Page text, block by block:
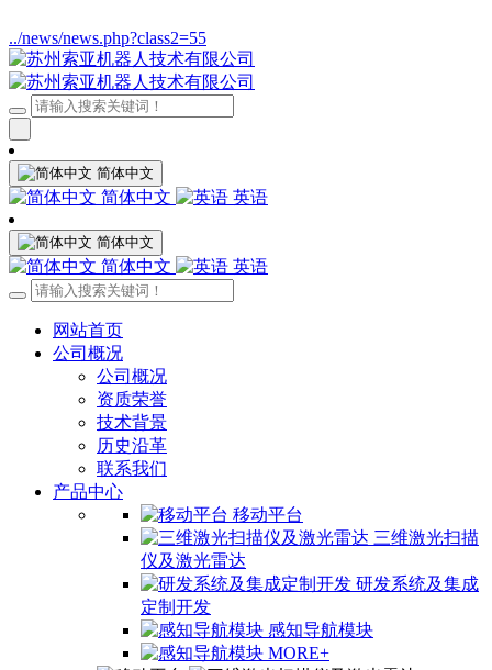
../news/news.php?class2=55
简体中文
简体中文 英语
简体中文
简体中文 英语
网站首页
公司概况
公司概况
资质荣誉
技术背景
历史沿革
联系我们
产品中心
移动平台
三维激光扫描
仪及激光雷达
研发系统及集成
定制开发
感知导航模块
MORE+